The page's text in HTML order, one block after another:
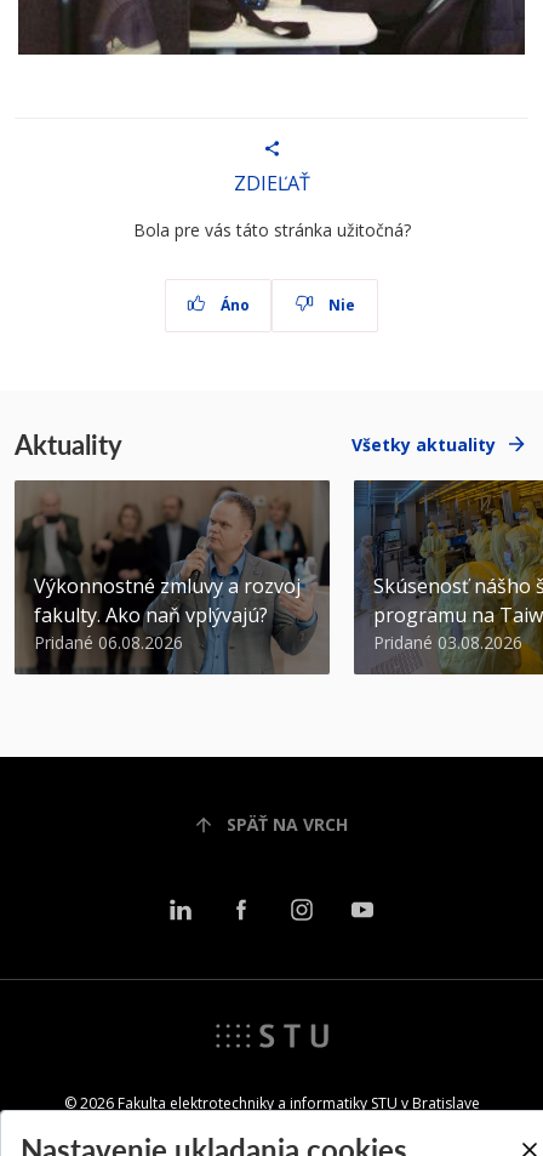
ZDIEĽAŤ
Bola pre vás táto stránka užitočná?
Áno Nie
Aktuality Všetky aktuality
Výkonnostné zmluvy a rozvoj
fakulty. Ako naň vplývajú?
Pridané 06.08.2026
Skúsenosť nášho
programu na
Pridané 03.08.2026
SPÄŤ NA VRCH
© 2026 Fakulta elektrotechniky a informatiky STU v Bratislave